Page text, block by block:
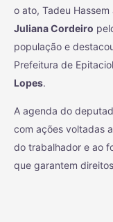
o ato, Tadeu
Juliana Cordeiro
população e
Prefeitura de
Lopes.
A agenda do
com ações voltadas
do trabalhador e ao
que garantem